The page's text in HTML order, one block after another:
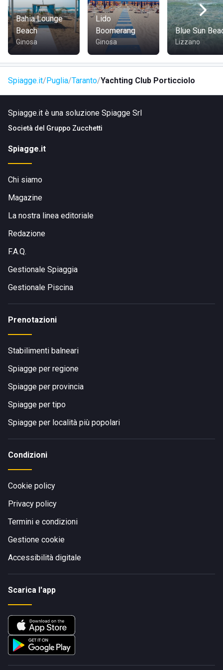
Bahia Lounge
Beach
Ginosa
Lido
Boomerang
Ginosa
Blue Sun
Lizzano
Spiagge.it Puglia Taranto Yachting Club Porticciolo
Spiagge.it è una soluzione Spiagge Srl
Società del Gruppo Zucchetti
Spiagge.it
Chi siamo
Magazine
La nostra linea editoriale
Redazione
F.A.Q.
Gestionale Spiaggia
Gestionale Piscina
Prenotazioni
Stabilimenti balneari
Spiagge per regione
Spiagge per provincia
Spiagge per tipo
Spiagge per località più popolari
Condizioni
Cookie policy
Privacy policy
Termini e condizioni
Gestione cookie
Accessibilità digitale
Scarica l'app